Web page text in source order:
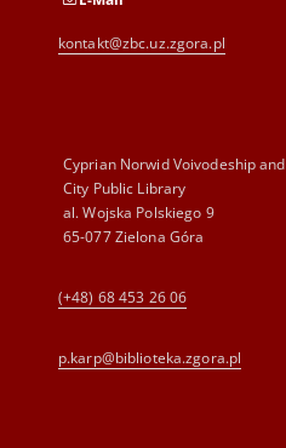
kontakt@zbc.uz.zgora.pl
Cyprian Norwid Voivodeship and
City Public Library
al. Wojska Polskiego 9
65-077 Zielona Góra
(+48) 68 453 26 06
p.karp@biblioteka.zgora.pl